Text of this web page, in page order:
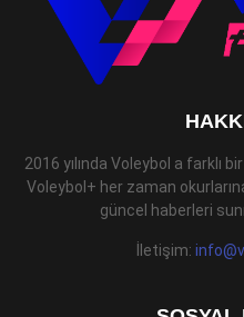
2016 yılında Voleybol a farklı
Voleybol+ her zaman
güncel haberleri
İletişim: